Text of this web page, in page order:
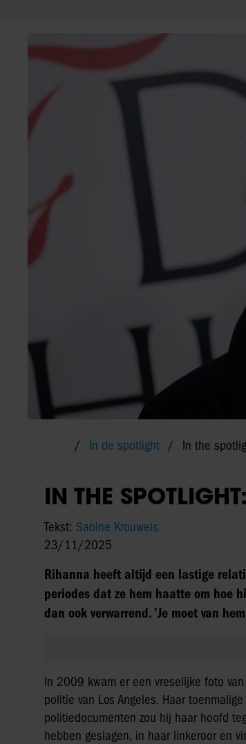
In de spotlight In the
IN THE
Tekst: Sabine Krouwels
23/11/2025
Rihanna heeft altijd een lastige
periodes dat ze hem haatte om hoe
dan ook verwarrend. ’Je moet van
In 2009 kwam er een vreselijke foto
politie van Los Angeles. Haar
politiedocumenten zou hij haar hoofd
hebben geslagen, in haar linkeroor en